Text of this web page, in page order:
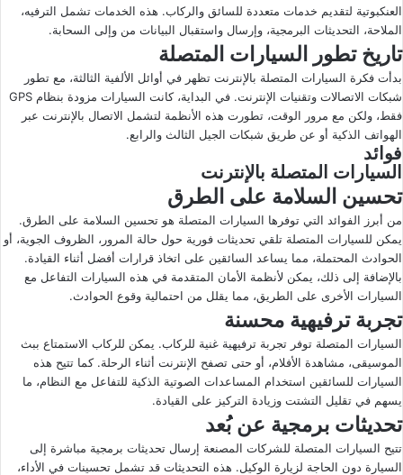
ك
ر
و
ن
ي
ا
العنكبوتية لتقديم خدمات متعددة للسائق والركاب. هذه الخدمات تشمل الترفيه،
الملاحة، التحديثات البرمجية، وإرسال واستقبال البيانات من وإلى السحابة.
تاريخ تطور السيارات المتصلة
بدأت فكرة السيارات المتصلة بالإنترنت تظهر في أوائل الألفية الثالثة، مع تطور
شبكات الاتصالات وتقنيات الإنترنت. في البداية، كانت السيارات مزودة بنظام GPS
فقط، ولكن مع مرور الوقت، تطورت هذه الأنظمة لتشمل الاتصال بالإنترنت عبر
الهواتف الذكية أو عن طريق شبكات الجيل الثالث والرابع.
فوائد
السيارات المتصلة بالإنترنت
تحسين السلامة على الطرق
من أبرز الفوائد التي توفرها السيارات المتصلة هو تحسين السلامة على الطرق.
يمكن للسيارات المتصلة تلقي تحديثات فورية حول حالة المرور، الظروف الجوية، أو
الحوادث المحتملة، مما يساعد السائقين على اتخاذ قرارات أفضل أثناء القيادة.
بالإضافة إلى ذلك، يمكن لأنظمة الأمان المتقدمة في هذه السيارات التفاعل مع
السيارات الأخرى على الطريق، مما يقلل من احتمالية وقوع الحوادث.
تجربة ترفيهية محسنة
السيارات المتصلة توفر تجربة ترفيهية غنية للركاب. يمكن للركاب الاستمتاع ببث
الموسيقى، مشاهدة الأفلام، أو حتى تصفح الإنترنت أثناء الرحلة. كما تتيح هذه
السيارات للسائقين استخدام المساعدات الصوتية الذكية للتفاعل مع النظام، ما
يسهم في تقليل التشتت وزيادة التركيز على القيادة.
تحديثات برمجية عن بُعد
تتيح السيارات المتصلة للشركات المصنعة إرسال تحديثات برمجية مباشرة إلى
السيارة دون الحاجة لزيارة الوكيل. هذه التحديثات قد تشمل تحسينات في الأداء،